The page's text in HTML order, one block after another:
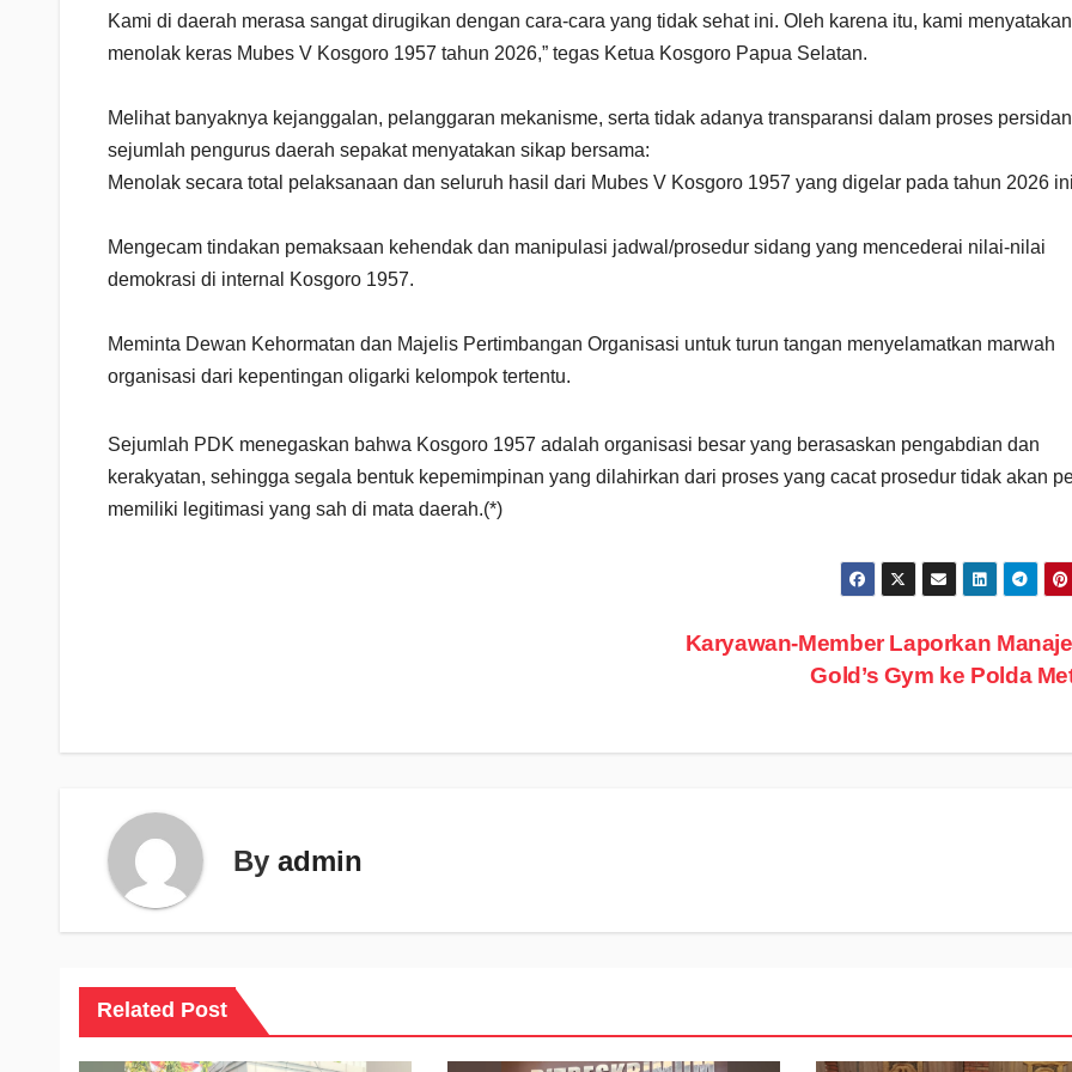
Kami di daerah merasa sangat dirugikan dengan cara-cara yang tidak sehat ini. Oleh karena itu, kami menyatakan
menolak keras Mubes V Kosgoro 1957 tahun 2026,” tegas Ketua Kosgoro Papua Selatan.
Melihat banyaknya kejanggalan, pelanggaran mekanisme, serta tidak adanya transparansi dalam proses
sejumlah pengurus daerah sepakat menyatakan sikap bersama:
​Menolak secara total pelaksanaan dan seluruh hasil dari Mubes V Kosgoro 1957 yang digelar pada tahun 2026
Mengecam tindakan pemaksaan kehendak dan manipulasi jadwal/prosedur sidang yang mencederai nilai-nilai
demokrasi di internal Kosgoro 1957.
Meminta Dewan Kehormatan dan Majelis Pertimbangan Organisasi untuk turun tangan menyelamatkan marwah
organisasi dari kepentingan oligarki kelompok tertentu.
Sejumlah PDK menegaskan bahwa Kosgoro 1957 adalah organisasi besar yang berasaskan pengabdian dan
kerakyatan, sehingga segala bentuk kepemimpinan yang dilahirkan dari proses yang cacat prosedur tidak akan
memiliki legitimasi yang sah di mata daerah.(*)
Karyawan-Member Laporkan
Gold’s Gym ke Polda
By admin
Related Post